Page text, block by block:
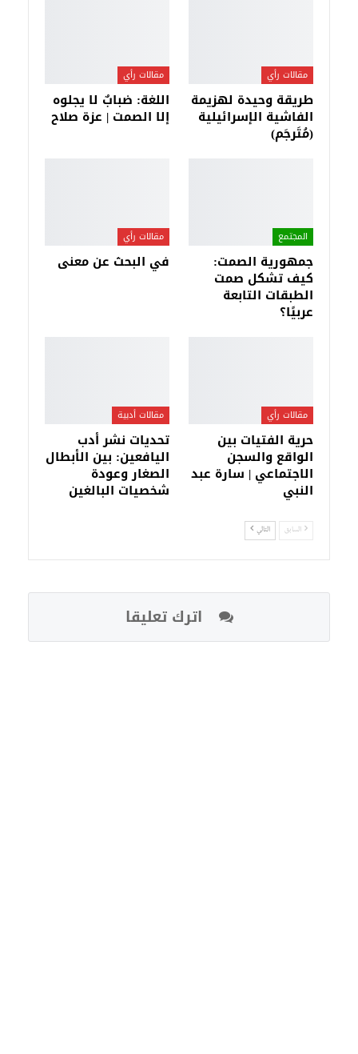
مقالات رأي
طريقة وحيدة لهزيمة
الفاشية الإسرائيلية
(مُتَرجَم)
مقالات رأي
اللغة: ضبابٌ لا يجلوه
إلا الصمت | عزة صلاح
المجتمع
جمهورية الصمت:
كيف تشكل صمت
الطبقات التابعة
عربيًا؟
مقالات رأي
في البحث عن معنى
مقالات رأي
حرية الفتيات بين
الواقع والسجن
الاجتماعي | سارة عبد
النبي
مقالات أدبية
تحديات نشر أدب
اليافعين: بين الأبطال
الصغار وعودة
شخصيات البالغين
السابق التالي
اترك تعليقا